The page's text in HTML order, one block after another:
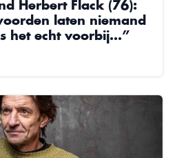
Herbert Flack (76):
laten niemand
het echt voorbij…”